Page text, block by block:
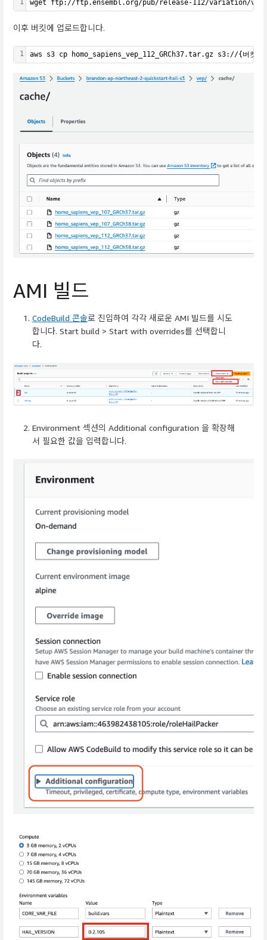
1 wget ftp://ftp.ensembl.org/pub/release-112/variation/vep/
이후 버킷에 업로드합니다.
1 aws s3 cp homo_sapiens_vep_112_GRCh37.tar.gz s3://{버킷
AMI 빌드
CodeBuild 콘솔로 진입하여 각각 새로운 AMI 빌드를 시도
합니다. Start build > Start with overrides를 선택합니
다.
Environment 섹션의 Additional configuration 을 확장해
서 필요한 값을 입력합니다.